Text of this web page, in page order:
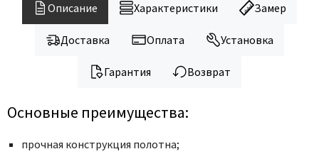
Описание Характеристики Замер
Доставка Оплата Установка
Гарантия Возврат
Основные преимущества:
прочная конструкция полотна;